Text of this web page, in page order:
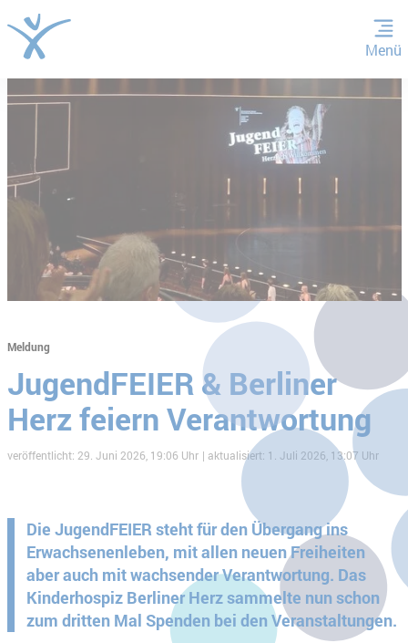
ZUM HAUPTINHALT SPRINGEN
Menü
Meldung
JugendFEIER & Berliner
Herz feiern Verantwortung
veröffentlicht: 29. Juni 2026, 19:06 Uhr aktualisiert: 1. Juli 2026, 13:07 Uhr
Die JugendFEIER steht für den Übergang ins
Erwachsenenleben, mit allen neuen Freiheiten
aber auch mit wachsender Verantwortung. Das
Kinderhospiz Berliner Herz sammelte nun schon
zum dritten Mal Spenden bei den Veranstaltungen.